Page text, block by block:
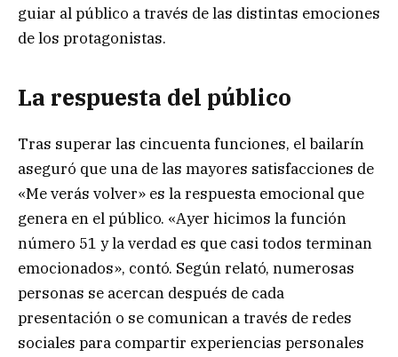
guiar al público a través de las distintas emociones
de los protagonistas.
La respuesta del público
Tras superar las cincuenta funciones, el bailarín
aseguró que una de las mayores satisfacciones de
«Me verás volver» es la respuesta emocional que
genera en el público. «Ayer hicimos la función
número 51 y la verdad es que casi todos terminan
emocionados», contó. Según relató, numerosas
personas se acercan después de cada
presentación o se comunican a través de redes
sociales para compartir experiencias personales